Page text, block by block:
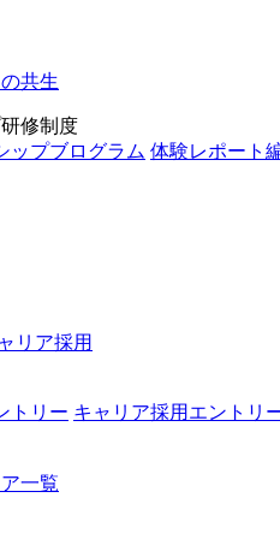
共生
修制度
ップブログラム 体験レポート
リア採用
トリー キャリア採用エントリ
一覧